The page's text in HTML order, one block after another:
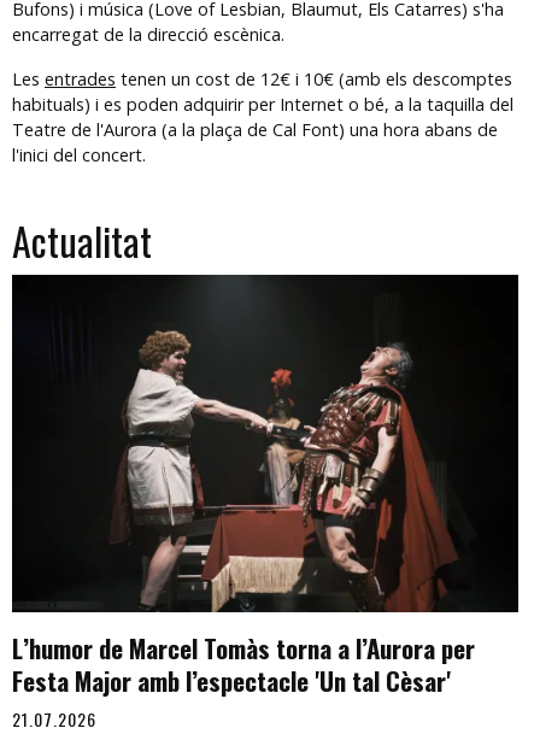
Bufons) i música (Love of Lesbian, Blaumut, Els Catarres) s'ha
encarregat de la direcció escènica.
Les entrades tenen un cost de 12€ i 10€ (amb els descomptes
habituals) i es poden adquirir per Internet o bé, a la taquilla del
Teatre de l'Aurora (a la plaça de Cal Font) una hora abans de
l'inici del concert.
Actualitat
L’humor de Marcel Tomàs torna a l’Aurora per
Festa Major amb l’espectacle 'Un tal Cèsar'
21.07.2026